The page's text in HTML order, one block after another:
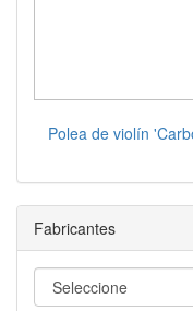
Polea de violín
Fabricantes